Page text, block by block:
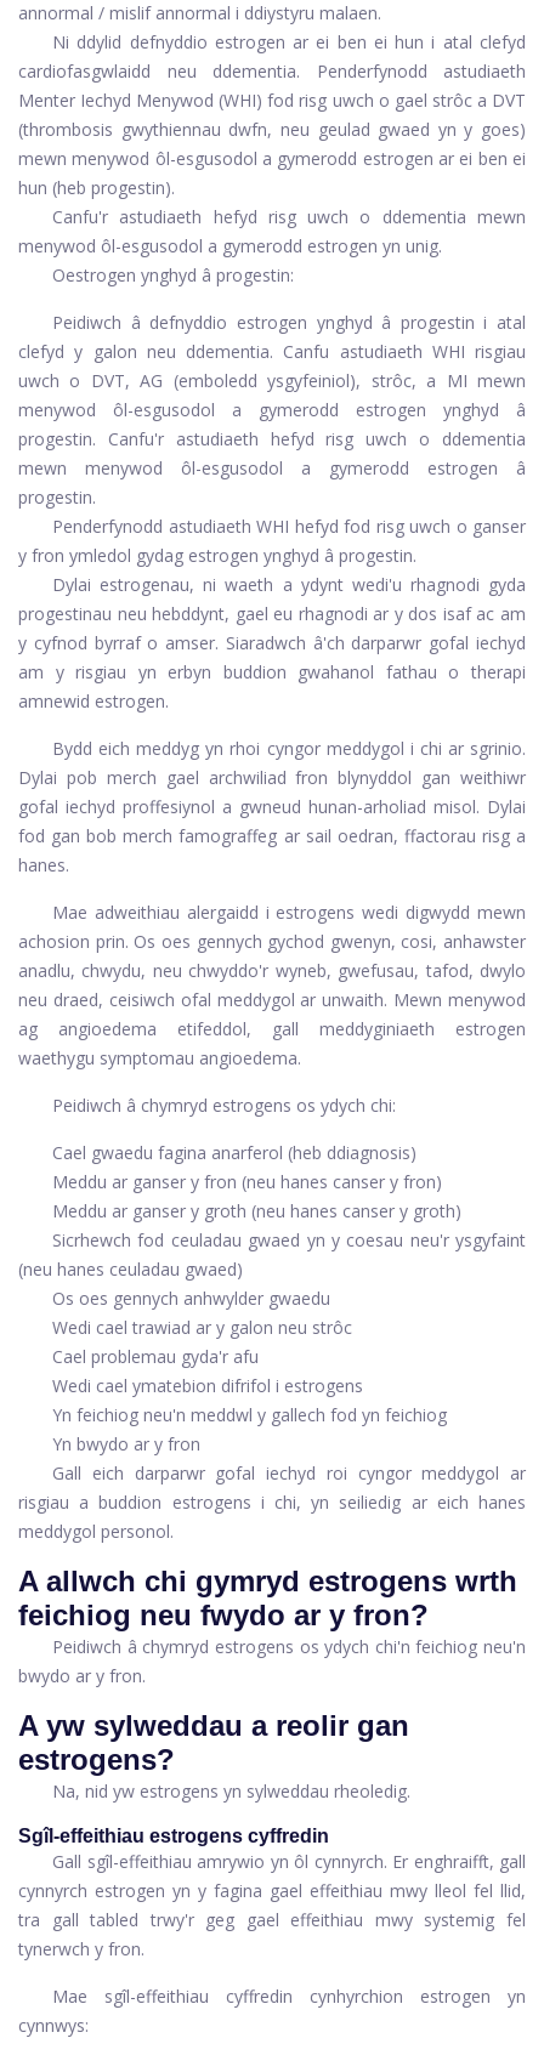
annormal / mislif annormal i ddiystyru malaen.
Ni ddylid defnyddio estrogen ar ei ben ei hun i atal clefyd
cardiofasgwlaidd neu ddementia. Penderfynodd astudiaeth
Menter Iechyd Menywod (WHI) fod risg uwch o gael strôc a DVT
(thrombosis gwythiennau dwfn, neu geulad gwaed yn y goes)
mewn menywod ôl-esgusodol a gymerodd estrogen ar ei ben ei
hun (heb progestin).
Canfu'r astudiaeth hefyd risg uwch o ddementia mewn
menywod ôl-esgusodol a gymerodd estrogen yn unig.
Oestrogen ynghyd â progestin:
Peidiwch â defnyddio estrogen ynghyd â progestin i atal
clefyd y galon neu ddementia. Canfu astudiaeth WHI risgiau
uwch o DVT, AG (emboledd ysgyfeiniol), strôc, a MI mewn
menywod ôl-esgusodol a gymerodd estrogen ynghyd â
progestin. Canfu'r astudiaeth hefyd risg uwch o ddementia
mewn menywod ôl-esgusodol a gymerodd estrogen â
progestin.
Penderfynodd astudiaeth WHI hefyd fod risg uwch o ganser
y fron ymledol gydag estrogen ynghyd â progestin.
Dylai estrogenau, ni waeth a ydynt wedi'u rhagnodi gyda
progestinau neu hebddynt, gael eu rhagnodi ar y dos isaf ac am
y cyfnod byrraf o amser. Siaradwch â'ch darparwr gofal iechyd
am y risgiau yn erbyn buddion gwahanol fathau o therapi
amnewid estrogen.
Bydd eich meddyg yn rhoi cyngor meddygol i chi ar sgrinio.
Dylai pob merch gael archwiliad fron blynyddol gan weithiwr
gofal iechyd proffesiynol a gwneud hunan-arholiad misol. Dylai
fod gan bob merch famograffeg ar sail oedran, ffactorau risg a
hanes.
Mae adweithiau alergaidd i estrogens wedi digwydd mewn
achosion prin. Os oes gennych gychod gwenyn, cosi, anhawster
anadlu, chwydu, neu chwyddo'r wyneb, gwefusau, tafod, dwylo
neu draed, ceisiwch ofal meddygol ar unwaith. Mewn menywod
ag angioedema etifeddol, gall meddyginiaeth estrogen
waethygu symptomau angioedema.
Peidiwch â chymryd estrogens os ydych chi:
Cael gwaedu fagina anarferol (heb ddiagnosis)
Meddu ar ganser y fron (neu hanes canser y fron)
Meddu ar ganser y groth (neu hanes canser y groth)
Sicrhewch fod ceuladau gwaed yn y coesau neu'r ysgyfaint
(neu hanes ceuladau gwaed)
Os oes gennych anhwylder gwaedu
Wedi cael trawiad ar y galon neu strôc
Cael problemau gyda'r afu
Wedi cael ymatebion difrifol i estrogens
Yn feichiog neu'n meddwl y gallech fod yn feichiog
Yn bwydo ar y fron
Gall eich darparwr gofal iechyd roi cyngor meddygol ar
risgiau a buddion estrogens i chi, yn seiliedig ar eich hanes
meddygol personol.
A allwch chi gymryd estrogens wrth
feichiog neu fwydo ar y fron?
Peidiwch â chymryd estrogens os ydych chi'n feichiog neu'n
bwydo ar y fron.
A yw sylweddau a reolir gan
estrogens?
Na, nid yw estrogens yn sylweddau rheoledig.
Sgîl-effeithiau estrogens cyffredin
Gall sgîl-effeithiau amrywio yn ôl cynnyrch. Er enghraifft, gall
cynnyrch estrogen yn y fagina gael effeithiau mwy lleol fel llid,
tra gall tabled trwy'r geg gael effeithiau mwy systemig fel
tynerwch y fron.
Mae sgîl-effeithiau cyffredin cynhyrchion estrogen yn
cynnwys: